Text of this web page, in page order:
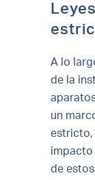
A lo
de la
un
estricto,
impacto
de